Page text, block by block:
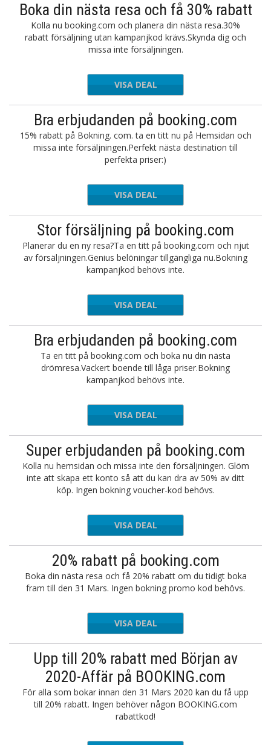
Boka din nästa resa och få 30% rabatt
Kolla nu booking.com och planera din nästa resa.30%
rabatt försäljning utan kampanjkod krävs.Skynda dig och
missa inte försäljningen.
VISA DEAL
Bra erbjudanden på booking.com
15% rabatt på Bokning. com. ta en titt nu på Hemsidan och
missa inte försäljningen.Perfekt nästa destination till
perfekta priser:)
VISA DEAL
Stor försäljning på booking.com
Planerar du en ny resa?Ta en titt på booking.com och njut
av försäljningen.Genius belöningar tillgängliga nu.Bokning
kampanjkod behövs inte.
VISA DEAL
Bra erbjudanden på booking.com
Ta en titt på booking.com och boka nu din nästa
drömresa.Vackert boende till låga priser.Bokning
kampanjkod behövs inte.
VISA DEAL
Super erbjudanden på booking.com
Kolla nu hemsidan och missa inte den försäljningen. Glöm
inte att skapa ett konto så att du kan dra av 50% av ditt
köp. Ingen bokning voucher-kod behövs.
VISA DEAL
20% rabatt på booking.com
Boka din nästa resa och få 20% rabatt om du tidigt boka
fram till den 31 Mars. Ingen bokning promo kod behövs.
VISA DEAL
Upp till 20% rabatt med Början av
2020-Affär på BOOKING.com
För alla som bokar innan den 31 Mars 2020 kan du få upp
till 20% rabatt. Ingen behöver någon BOOKING.com
rabattkod!